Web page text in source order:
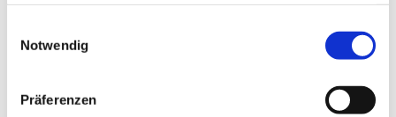
Notwendig
Präferenzen